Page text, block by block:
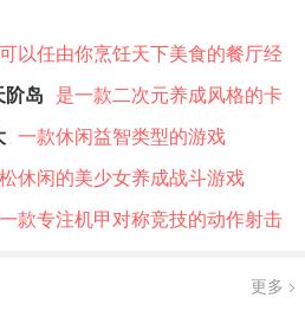
以任由你烹饪天下美食的餐厅经
阶岛
是一款二次元养成风格的卡
一款休闲益智类型的游戏
休闲的美少女养成战斗游戏
一款专注机甲对称竞技的动作射击
更多